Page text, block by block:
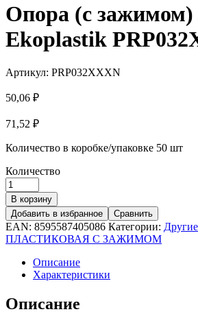
75,79 ₽.
Опора (с зажимом)
Ekoplastik
Артикул: PRP032XXXN
50,06 ₽
71,52 ₽
Количество в коробке/упаковке 50 шт
Количество
В корзину
Добавить в избранное
Сравнить
EAN: 8595587405086 Категории:
ПЛАСТИКОВАЯ С ЗАЖИМОМ
Описание
Характеристики
Описание